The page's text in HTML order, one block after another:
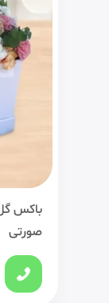
باکس
صورتی